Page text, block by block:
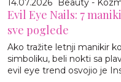
14.07.2026 Beauty -
Evil Eye Nails: 7
sve poglede
Ako tražite letnji manikir
simboliku, beli nokti sa
evil eye trend osvojio je